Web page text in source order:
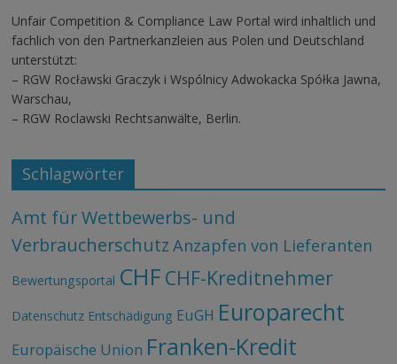
Unfair Competition & Compliance Law Portal wird inhaltlich und
fachlich von den Partnerkanzleien aus Polen und Deutschland
unterstützt:
– RGW Rocławski Graczyk i Wspólnicy Adwokacka Spółka Jawna,
Warschau,
– RGW Roclawski Rechtsanwälte, Berlin.
Schlagwörter
Amt für Wettbewerbs- und
Verbraucherschutz Anzapfen von Lieferanten
Bewertungsportal CHF CHF-Kreditnehmer
Datenschutz Entschädigung EuGH Europarecht
Europäische Union Franken-Kredit